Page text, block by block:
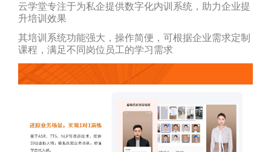
云学堂专注于为私企提供数字化内训系统，助力企业提
升培训效果
其培训系统功能强大，操作简便，可根据企业需求定制
课程，满足不同岗位员工的学习需求